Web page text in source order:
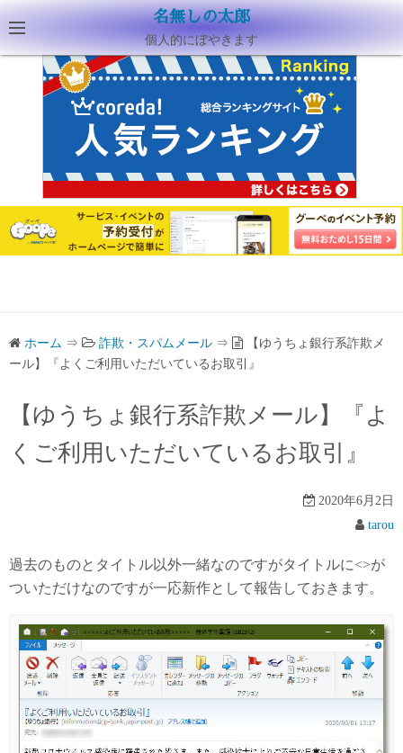
名無しの太郎
個人的にぼやきます
ホーム ⇒ 詐欺・スパムメール ⇒
【ゆうちょ銀行系詐欺メ
ール】『よくご利用いただいているお取引』
【ゆうちょ銀行系詐欺メール】『よ
くご利用いただいているお取引』
2020年6月2日
tarou
過去のものとタイトル以外一緒なのですがタイトルに<>が
ついただけなのですが一応新作として報告しておきます。